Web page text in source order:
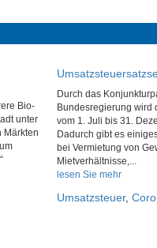
Bio-
unter
Märkten
Durch das
Bundesregierung wird
vom 1. Juli bis 31.
Dadurch gibt es
bei Vermietung von
Mietverhältnisse,...
lesen Sie mehr
Umsatzsteuer,